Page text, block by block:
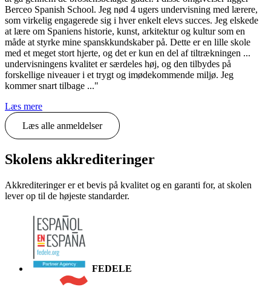
Berceo Spanish School. Jeg nød 4 ugers undervisning med lærere,
som virkelig engagerede sig i hver enkelt elevs succes. Jeg elskede
at lære om Spaniens historie, kunst, arkitektur og kultur som en
måde at styrke mine spanskkundskaber på. Dette er en lille skole
med et meget stort hjerte, og det er kun en del af tiltrækningen ...
undervisningens kvalitet er særdeles høj, og den tilbydes på
forskellige niveauer i et trygt og imødekommende miljø. Jeg
kommer snart tilbage ..."
Læs mere
Læs alle anmeldelser
Skolens akkrediteringer
Akkrediteringer er et bevis på kvalitet og en garanti for, at skolen
lever op til de højeste standarder.
FEDELE